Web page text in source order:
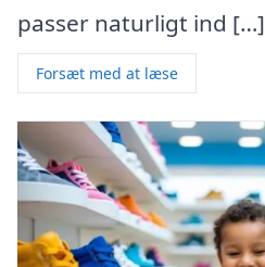
passer naturligt ind […]
Forsæt med at læse